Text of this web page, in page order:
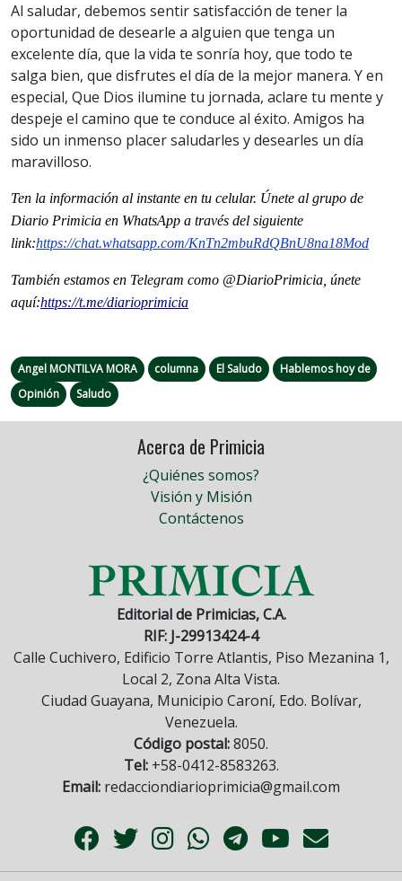
Al saludar, debemos sentir satisfacción de tener la
oportunidad de desearle a alguien que tenga un
excelente día, que la vida te sonría hoy, que todo te
salga bien, que disfrutes el día de la mejor manera. Y en
especial, Que Dios ilumine tu jornada, aclare tu mente y
despeje el camino que te conduce al éxito. Amigos ha
sido un inmenso placer saludarles y desearles un día
maravilloso.
Ten la información al instante en tu celular. Únete al grupo de
Diario Primicia en WhatsApp a través del siguiente
link:https://chat.whatsapp.com/KnTn2mbuRdQBnU8na18Mod
También estamos en Telegram como @DiarioPrimicia, únete
aquí:https://t.me/diarioprimicia
Angel MONTILVA MORA columna El Saludo
Hablemos hoy de
Opinión
Saludo
Acerca de Primicia
¿Quiénes somos?
Visión y Misión
Contáctenos
Editorial de Primicias, C.A.
RIF: J-29913424-4
Calle Cuchivero, Edificio Torre Atlantis, Piso Mezanina 1,
Local 2, Zona Alta Vista.
Ciudad Guayana, Municipio Caroní, Edo. Bolívar,
Venezuela.
Código postal:8050.
Tel:+58-0412-8583263.
Email: redacciondiarioprimicia@gmail.com